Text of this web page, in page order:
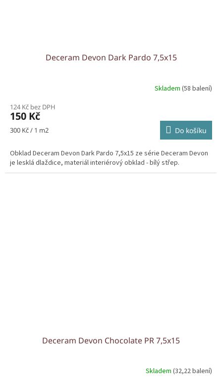
Deceram Devon Dark Pardo 7,5x15
Skladem (58 balení)
124 Kč bez DPH
150 Kč
Měrná
300 Kč / 1 m2 Do košíku
Obklad Deceram Devon Dark Pardo 7,5x15 ze série Deceram Devon
je lesklá dlaždice, materiál interiérový obklad - bílý střep.
Deceram Devon Chocolate PR 7,5x15
Skladem (32,22 balení)